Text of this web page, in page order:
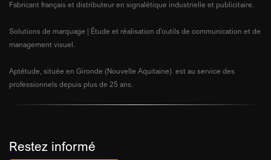
Fabricant français et distributeur en signalétique industrielle et publicitaire.
Solutions de marquage | Étude et réalisation d'outils de communication et de
management visuel.
Aptétude, située en Gironde (Nouvelle Aquitaine) est au service des
professionnels depuis plus de 25 ans.
Restez informé